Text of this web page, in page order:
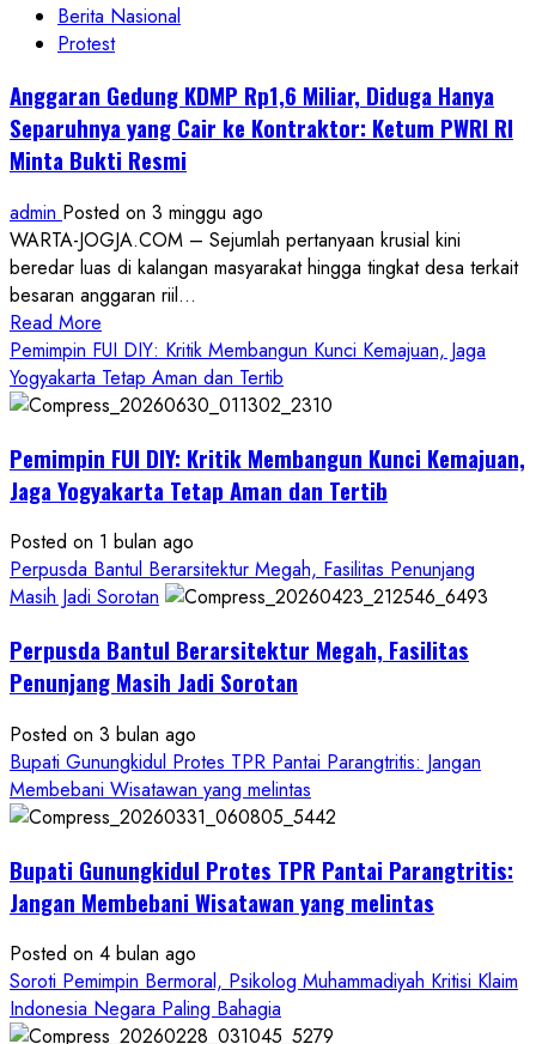
Berita Nasional
Protest
Anggaran Gedung KDMP Rp1,6 Miliar, Diduga Hanya
Separuhnya yang Cair ke Kontraktor: Ketum PWRI RI
Minta Bukti Resmi
admin Posted on 3 minggu ago
WARTA-JOGJA.COM – Sejumlah pertanyaan krusial kini
beredar luas di kalangan masyarakat hingga tingkat desa terkait
besaran anggaran riil...
Read More
more
about
Anggaran
KDMP
Rp1,6
Diduga
Hanya
Separuhnya
Cair
ke
Ketum
PWRI
RI
Minta
Resmi
Pemimpin FUI DIY: Kritik Membangun Kunci Kemajuan, Jaga
Yogyakarta Tetap Aman dan Tertib
Pemimpin FUI DIY: Kritik Membangun Kunci Kemajuan,
Jaga Yogyakarta Tetap Aman dan Tertib
Posted on 1 bulan ago
Perpusda Bantul Berarsitektur Megah, Fasilitas Penunjang
Masih Jadi Sorotan
Perpusda Bantul Berarsitektur Megah, Fasilitas
Penunjang Masih Jadi Sorotan
Posted on 3 bulan ago
Bupati Gunungkidul Protes TPR Pantai Parangtritis: Jangan
Membebani Wisatawan yang melintas
Bupati Gunungkidul Protes TPR Pantai Parangtritis:
Jangan Membebani Wisatawan yang melintas
Posted on 4 bulan ago
Soroti Pemimpin Bermoral, Psikolog Muhammadiyah Kritisi Klaim
Indonesia Negara Paling Bahagia